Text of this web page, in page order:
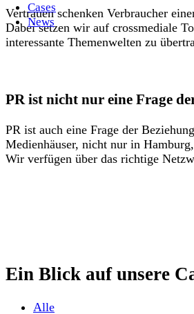
Cases
News
Vertrauen schenken Verbraucher
Dabei setzen wir auf crossmediale
interessante Themenwelten zu
PR ist nicht nur eine Frage
PR ist auch eine Frage der
Medienhäuser, nicht nur in
Wir verfügen über das richtige
Ein Blick auf unsere
Alle